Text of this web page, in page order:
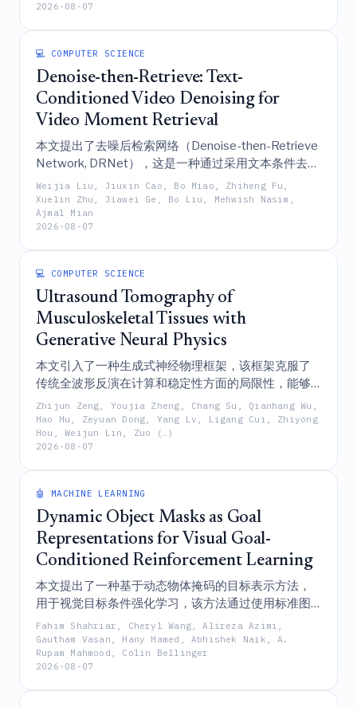
别和生成方面实现了最先进的性能。
2026-08-07
💻 COMPUTER SCIENCE
Denoise-then-Retrieve: Text-
Conditioned Video Denoising for
Video Moment Retrieval
本文提出了去噪后检索网络（Denoise-then-Retrieve
Network, DRNet），这是一种通过采用文本条件去噪
模块来过滤无关视频片段，并利用文本重构反馈模块
进行辅助监督的新型范式，从而在基准数据集上实现
了最先进的性能。
Weijia Liu, Jiuxin Cao, Bo Miao, Zhiheng Fu,
Xuelin Zhu, Jiawei Ge, Bo Liu, Mehwish Nasim,
Ajmal Mian
2026-08-07
💻 COMPUTER SCIENCE
Ultrasound Tomography of
Musculoskeletal Tissues with
Generative Neural Physics
本文引入了一种生成式神经物理框架，该框架克服了
传统全波形反演在计算和稳定性方面的局限性，能够
实现针对肌肉骨骼组织的高速、高保真且无辐射的 3D
定量超声断层扫描，并达到与 MRI 相媲美的分辨率。
Zhijun Zeng, Youjia Zheng, Chang Su, Qianhang Wu,
Hao Hu, Zeyuan Dong, Yang Lv, Ligang Cui, Zhiyong
Hou, Weijun Lin, Zuo (…)
2026-08-07
🤖 MACHINE LEARNING
Dynamic Object Masks as Goal
Representations for Visual Goal-
Conditioned Reinforcement Learning
本文提出了一种基于动态物体掩码的目标表示方法，
用于视觉目标条件强化学习，该方法通过使用标准图
像处理或预训练检测器来生成与物体无关的视觉线
索，从而消除了对特权状态信息的需求，进而实现了
高成功率、对未见物体的强泛化能力以及在机械臂上
的成功实机迁移。
Fahim Shahriar, Cheryl Wang, Alireza Azimi,
Gautham Vasan, Hany Hamed, Abhishek Naik, A.
Rupam Mahmood, Colin Bellinger
2026-08-07